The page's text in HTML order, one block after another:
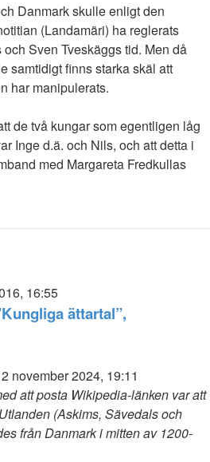
Danmark skulle enligt den
(Landamäri) ha reglerats
Sven Tveskäggs tid. Men då
samtidigt finns starka skäl att
har manipulerats.
de två kungar som egentligen låg
Inge d.ä. och Nils, och att detta i
med Margareta Fredkullas
16:55
ättartal”,
2 november 2024, 19:11
att posta Wikipedia-länken var att
(Askims, Sävedals och
från Danmark i mitten av 1200-